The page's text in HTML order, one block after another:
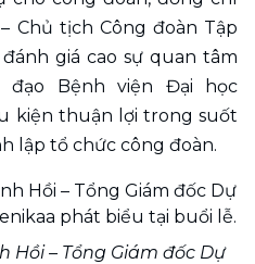
Chủ tịch Công đoàn Tập
giá cao sự quan tâm
đạo Bệnh viện Đại học
kiện thuận lợi trong suốt
lập tổ chức công đoàn.
Hồi – Tổng Giám đốc Dự